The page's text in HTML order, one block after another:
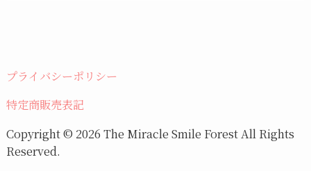
プライバシーポリシー
特定商販売表記
Copyright © 2026 The Miracle Smile Forest All Rights
Reserved.